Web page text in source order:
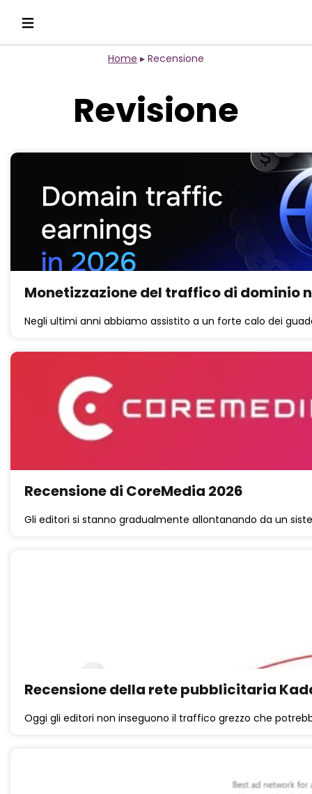
Home ▸ Recensione
Revisione
Monetizzazione del traffico di dominio
Negli ultimi anni abbiamo assistito a un forte calo dei
Recensione di CoreMedia 2026
Gli editori si stanno gradualmente allontanando da un
Recensione della rete pubblicitaria
Oggi gli editori non inseguono il traffico grezzo che